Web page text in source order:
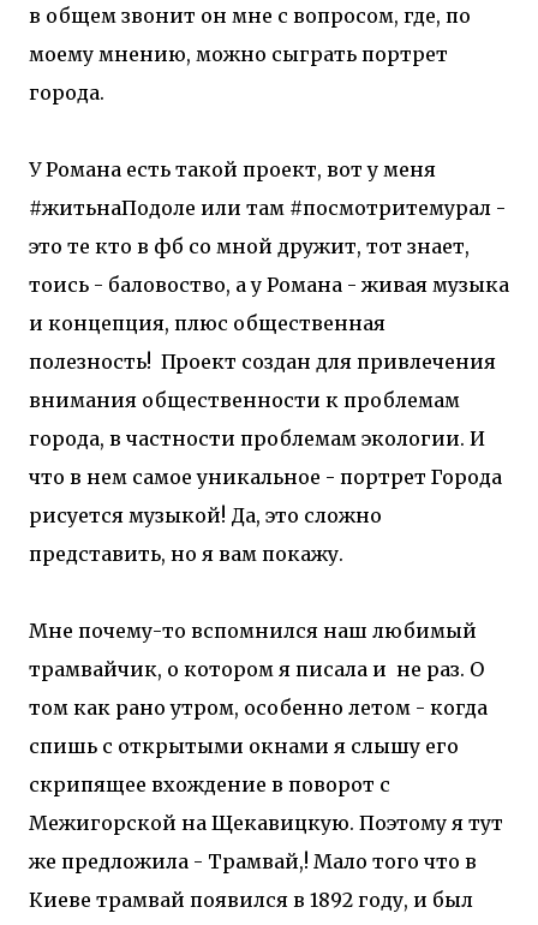
в общем звонит он мне с вопросом, где, по
моему мнению, можно сыграть портрет
города.
У Романа есть такой проект, вот у меня
#житьнаПодоле или там #посмотритемурал -
это те кто в фб со мной дружит, тот знает,
тоись - баловоство, а у Романа - живая музыка
и концепция, плюс общественная
полезность! Проект создан для привлечения
внимания общественности к проблемам
города, в частности проблемам экологии. И
что в нем самое уникальное - портрет Города
рисуется музыкой! Да, это сложно
представить, но я вам покажу.
Мне почему-то вспомнился наш любимый
трамвайчик, о котором я писала и не раз. О
том как рано утром, особенно летом - когда
спишь с открытыми окнами я слышу его
скрипящее вхождение в поворот с
Межигорской на Щекавицкую. Поэтому я тут
же предложила - Трамвай,! Мало того что в
Киеве трамвай появился в 1892 году, и был